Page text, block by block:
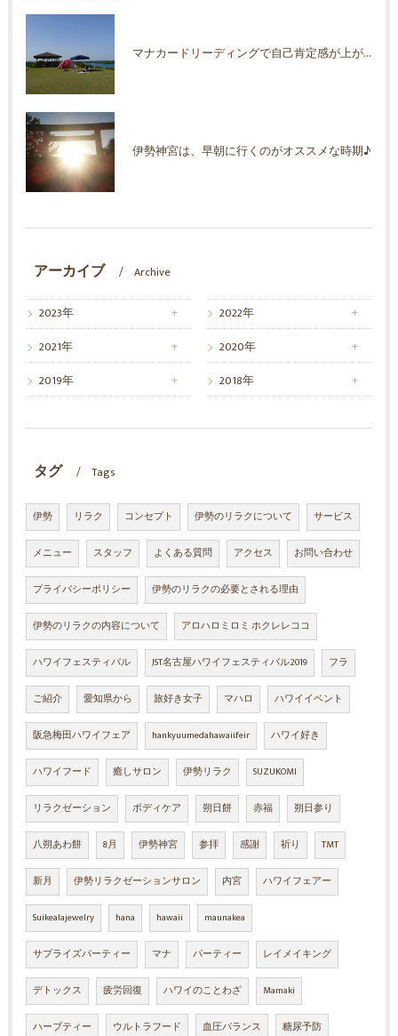
マナカードリーディングで自己肯定感が上がった！
伊勢神宮は、早朝に行くのがオススメな時期♪
アーカイブ Archive
2023年
2022年
2021年
2020年
2019年
2018年
タグ Tags
伊勢 リラク コンセプト 伊勢のリラクについて サービス
メニュー スタッフ よくある質問 アクセス お問い合わせ
プライバシーポリシー 伊勢のリラクの必要とされる理由
伊勢のリラクの内容について アロハロミロミ ホクレレココ
ハワイフェスティバル JST名古屋ハワイフェスティバル2019 フラ
ご紹介 愛知県から 旅好き女子 マハロ ハワイイベント
阪急梅田ハワイフェア hankyuumedahawaiifeir ハワイ好き
ハワイフード 癒しサロン 伊勢リラク SUZUKOMI
リラクゼーション ボディケア 朔日餅 赤福 朔日参り
八朔あわ餅 8月 伊勢神宮 参拝 感謝 祈り TMT
新月 伊勢リラクゼーションサロン 内宮 ハワイフェアー
Suikealajewelry hana hawaii maunakea
サプライズパーティー マナ パーティー レイメイキング
デトックス 疲労回復 ハワイのことわざ Mamaki
ハーブティー ウルトラフード 血圧バランス 糖尿予防